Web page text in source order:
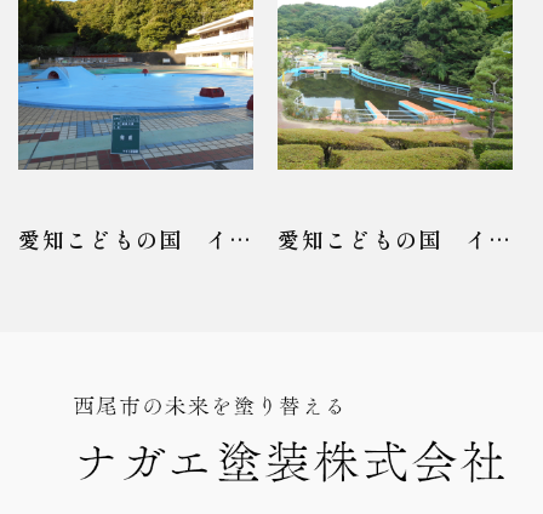
愛知こどもの国 イベ
愛知こどもの国 イカ